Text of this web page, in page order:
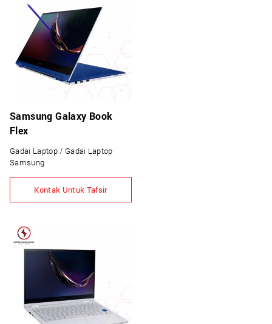
Samsung Galaxy Book
Flex
Gadai Laptop / Gadai Laptop
Samsung
Kontak Untuk Tafsir